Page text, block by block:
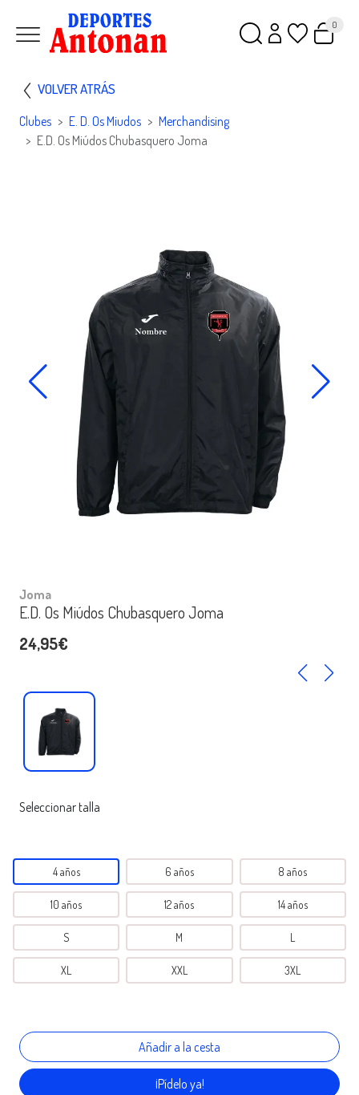
0
VOLVER ATRÁS
Clubes E. D. Os Miudos
Merchandising
E.D. Os Miúdos Chubasquero Joma
Joma
E.D. Os Miúdos Chubasquero Joma
24,95€
Seleccionar talla
4 años 6 años 8 años
10 años 12 años 14 años
S M L
XL XXL 3XL
¡Pídelo ya!